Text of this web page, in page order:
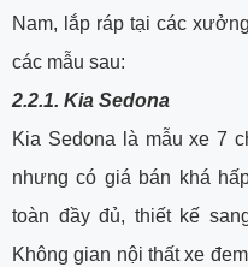
Nam, lắp ráp tại các
các mẫu sau:
2.2.1. Kia Sedona
Kia Sedona là mẫu xe 7
nhưng có giá bán khá
toàn đầy đủ, thiết kế
Không gian nội thất xe